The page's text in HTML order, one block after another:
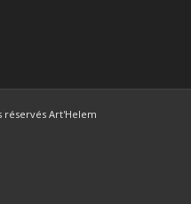
réservés Art'Helem